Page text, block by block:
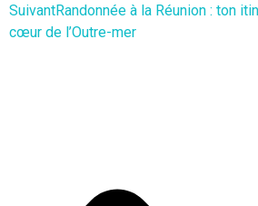
SuivantRandonnée à la Réunion : ton
cœur de l’Outre-mer